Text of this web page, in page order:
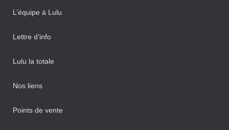
L’équipe à Lulu
Lettre d’info
Lulu la totale
Nos liens
Points de vente